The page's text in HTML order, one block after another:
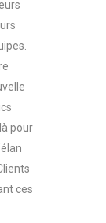
pour
ces